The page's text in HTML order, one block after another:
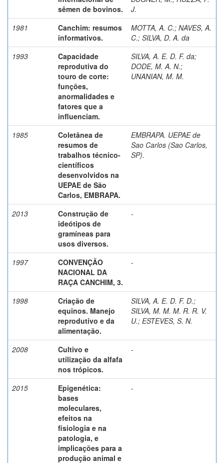
sêmen de bovinos.
J.
1981
Canchim: resumos
informativos.
MOTTA, A. C.; NAVES, A.
C.; SILVA, D. A. da
1993
Capacidade
reprodutiva do
touro de corte:
funções,
anormalidades e
fatores que a
influenciam.
SILVA, A. E. D. F. da;
DODE, M. A. N.;
UNANIAN, M. M.
1985
Coletânea de
resumos de
trabalhos técnico-
científicos
desenvolvidos na
UEPAE de São
Carlos, EMBRAPA.
EMBRAPA. UEPAE de
Sao Carlos (Sao Carlos,
SP).
2013
Construção de
ideótipos de
gramíneas para
usos diversos.
-
1997
CONVENÇÃO
NACIONAL DA
RAÇA CANCHIM, 3.
-
1998
Criação de
equinos. Manejo
reprodutivo e da
alimentação.
SILVA, A. E. D. F. D.;
SILVA, M. M. M. R. R. V.
U.; ESTEVES, S. N.
2008
Cultivo e
utilização da alfafa
nos trópicos.
-
2015
Epigenética:
bases
moleculares,
efeitos na
fisiologia e na
patologia, e
implicações para a
produção animal e
-